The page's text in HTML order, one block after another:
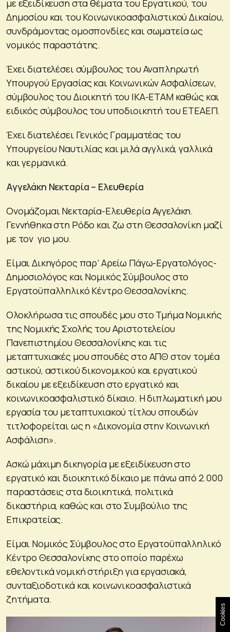
με εξειδίκευση στα θέματα του Εργατικού, του
Δημοσίου και του Κοινωνικοασφαλιστικού Δικαίου,
συνδράμοντας ομοσπονδίες και σωματεία ως
νομικός παραστάτης.
Έχει διατελέσει σύμβουλος του Αναπληρωτή
Υπουργού Εργασίας και Κοινωνικών Ασφαλίσεων,
σύμβουλος του Διοικητή του ΙΚΑ-ΕΤΑΜ καθώς και
ειδικός σύμβουλος του υποδιοικητή του ΕΤΕΑΕΠ.
Έχει διατελέσει Γενικός Γραμματέας του
Υπουργείου Ναυτιλίας και μιλά αγγλικά, γαλλικά
και γερμανικά.
Αγγελάκη Νεκταρία – Ελευθερία
Ονομάζομαι Νεκταρία-Ελευθερία Αγγελάκη.
Γεννήθηκα στη Ρόδο και ζω στη Θεσσαλονίκη μαζί
με τον γιο μου.
Είμαι Δικηγόρος παρ’ Αρείω Πάγω-Εργατολόγος-
Δημοσιολόγος και Νομικός Σύμβουλος στο
Εργατοϋπαλληλικό Κέντρο Θεσσαλονίκης.
Ολοκλήρωσα τις σπουδές μου στο Τμήμα Νομικής
της Νομικής Σχολής του Αριστοτελείου
Πανεπιστημίου Θεσσαλονίκης και τις
μεταπτυχιακές μου σπουδές στο ΑΠΘ στον τομέα
αστικού, αστικού δικονομικού και εργατικού
δικαίου με εξειδίκευση στο εργατικό και
κοινωνικοασφαλιστικό δίκαιο. Η διπλωματική μου
εργασία του μεταπτυχιακού τίτλου σπουδών
τιτλοφορείται ως η «Δικονομία στην Κοινωνική
Ασφάλιση».
Ασκώ μάχιμη δικηγορία με εξειδίκευση στο
εργατικό και διοικητικό δίκαιο με πάνω από 2.000
παραστάσεις στα διοικητικά, πολιτικά
δικαστήρια, καθώς και στο Συμβούλιο της
Επικρατείας.
Είμαι Νομικός Σύμβουλος στο Εργατοϋπαλληλικό
Κέντρο Θεσσαλονίκης στο οποίο παρέχω
εθελοντικά νομική στήριξη για εργασιακά,
συνταξιοδοτικά και κοινωνικοασφαλιστικά
ζητήματα.
Cookies